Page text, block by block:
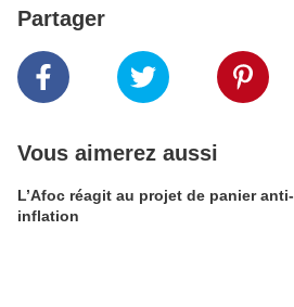
Partager
Vous aimerez aussi
L’Afoc réagit au projet de panier anti-
inflation